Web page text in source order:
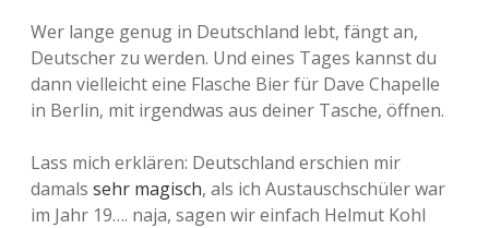
Wer lange genug in Deutschland lebt, fängt an,
Deutscher zu werden. Und eines Tages kannst du
dann vielleicht eine Flasche Bier für Dave Chapelle
in Berlin, mit irgendwas aus deiner Tasche, öffnen.
Lass mich erklären: Deutschland erschien mir
damals sehr magisch, als ich Austauschschüler war
im Jahr 19…. naja, sagen wir einfach Helmut Kohl